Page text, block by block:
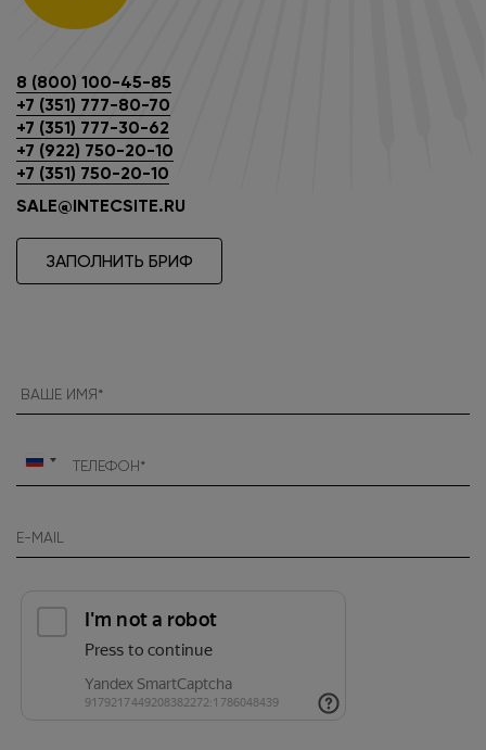
8 (800) 100-45-85
+7 (351) 777-80-70
+7 (351) 777-30-62
+7 (922) 750-20-10
+7 (351) 750-20-10
SALE@INTECSITE.RU
ЗАПОЛНИТЬ БРИФ
Россия